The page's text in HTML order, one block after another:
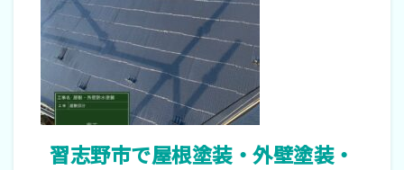
習志野市で屋根塗装・外壁塗装・